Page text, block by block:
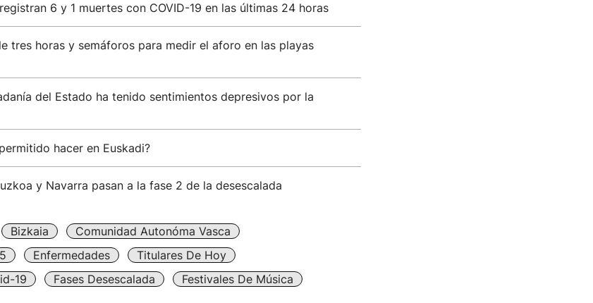
6 y 1 muertes con COVID-19 en las últimas 24 horas
tres horas y semáforos para medir el aforo en las playas
del Estado ha tenido sentimientos depresivos por la
hacer en Euskadi?
y Navarra pasan a la fase 2 de la desescalada
Bizkaia
Comunidad Autonóma Vasca
Enfermedades
Titulares De Hoy
19
Fases Desescalada Festivales De Música